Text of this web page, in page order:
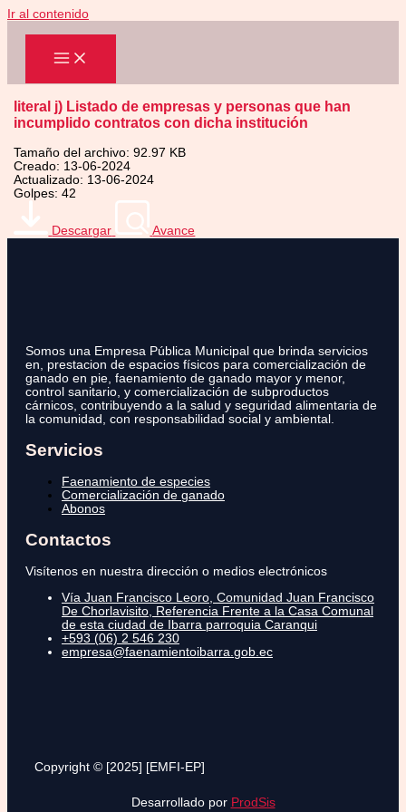
Ir al contenido
literal j) Listado de empresas y personas que han
incumplido contratos con dicha institución
Tamaño del archivo: 92.97 KB
Creado: 13-06-2024
Actualizado: 13-06-2024
Golpes: 42
Descargar Avance
Somos una Empresa Pública Municipal que brinda servicios
en, prestacion de espacios físicos para comercialización de
ganado en pie, faenamiento de ganado mayor y menor,
control sanitario, y comercialización de subproductos
cárnicos, contribuyendo a la salud y seguridad alimentaria de
la comunidad, con responsabilidad social y ambiental.
Servicios
Faenamiento de especies
Comercialización de ganado
Abonos
Contactos
Visítenos en nuestra dirección o medios electrónicos
Vía Juan Francisco Leoro, Comunidad Juan Francisco
De Chorlavisito, Referencia Frente a la Casa Comunal
de esta ciudad de Ibarra parroquia Caranqui
+593 (06) 2 546 230
empresa@faenamientoibarra.gob.ec
Copyright © [2025] [EMFI-EP]
Desarrollado por ProdSis